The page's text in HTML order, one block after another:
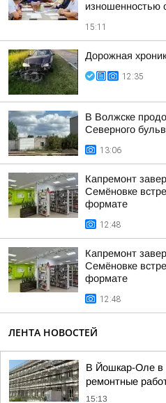
изношенностью
15:11
Дорожная
12:35
В Волжске
Северного
13:06
Капремонт
Семёновке
формате
12:48
Капремонт
Семёновке
формате
12:48
ЛЕНТА НОВОСТЕЙ
В Йошкар-Оле в
ремонтные
15:13